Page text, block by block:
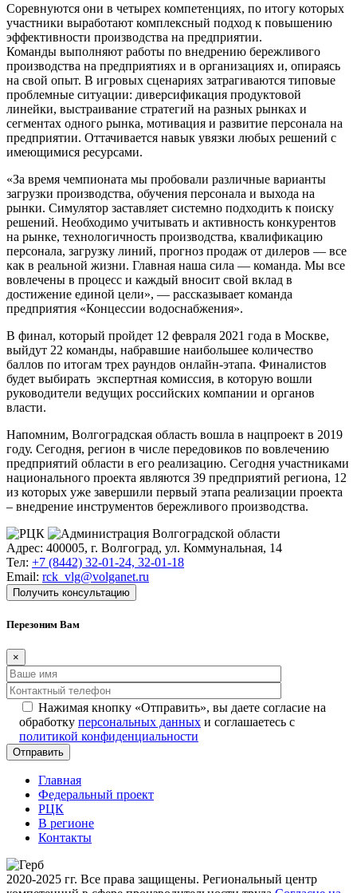
Соревнуются они в четырех компетенциях, по итогу которых
участники выработают комплексный подход к повышению
эффективности производства на предприятии.
Команды выполняют работы по внедрению бережливого
производства на предприятиях и в организациях и, опираясь
на свой опыт. В игровых сценариях затрагиваются типовые
проблемные ситуации: диверсификация продуктовой
линейки, выстраивание стратегий на разных рынках и
сегментах одного рынка, мотивация и развитие персонала на
предприятии. Оттачивается навык увязки любых решений с
имеющимися ресурсами.
«За время чемпионата мы пробовали различные варианты
загрузки производства, обучения персонала и выхода на
рынки. Симулятор заставляет системно подходить к поиску
решений. Необходимо учитывать и активность конкурентов
на рынке, технологичность производства, квалификацию
персонала, загрузку линий, прогноз продаж от дилеров — все
как в реальной жизни. Главная наша сила — команда. Мы все
вовлечены в процесс и каждый вносит свой вклад в
достижение единой цели», — рассказывает команда
предприятия «Концессии водоснабжения».
В финал, который пройдет 12 февраля 2021 года в Москве,
выйдут 22 команды, набравшие наибольшее количество
баллов по итогам трех раундов онлайн-этапа. Финалистов
будет выбирать экспертная комиссия, в которую вошли
руководители ведущих российских компании и органов
власти.
Напомним, Волгоградская область вошла в нацпроект в 2019
году. Сегодня, регион в числе передовиков по вовлечению
предприятий области в его реализацию. Сегодня участниками
национального проекта являются 39 предприятий региона, 12
из которых уже завершили первый этапа реализации проекта
– внедрение инструментов бережливого производства.
Адрес: 400005, г. Волгоград, ул. Коммунальная, 14
Тел: +7 (8442) 32-01-24, 32-01-18
Email: rck_vlg@volganet.ru
Получить консультацию
Перезоним Вам
×
Нажимая кнопку «Отправить», вы даете согласие на
обработку персональных данных и соглашаетесь с
политикой конфиденциальности
Главная
Федеральный проект
РЦК
В регионе
Контакты
2020-2025 гг. Все права защищены. Региональный центр